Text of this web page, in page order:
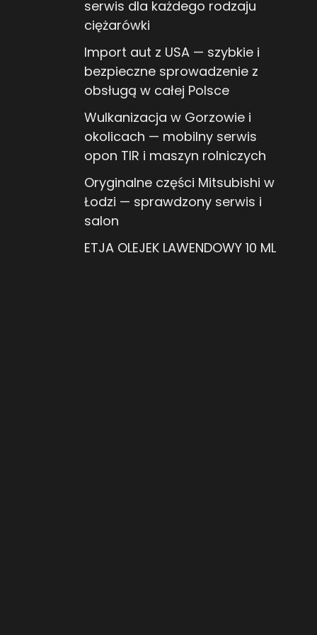
serwis dla każdego rodzaju
ciężarówki
Import aut z USA — szybkie i
bezpieczne sprowadzenie z
obsługą w całej Polsce
Wulkanizacja w Gorzowie i
okolicach — mobilny serwis
opon TIR i maszyn rolniczych
Oryginalne części Mitsubishi w
Łodzi — sprawdzony serwis i
salon
ETJA OLEJEK LAWENDOWY 10 ML